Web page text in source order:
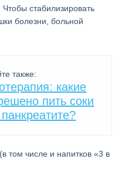
стабилизировать
болезни, больной
также:
какие
пить соки
том числе и напитков «3 в